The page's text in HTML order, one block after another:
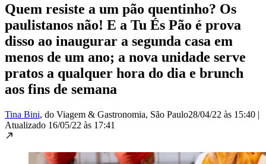
Quem resiste a um pão quentinho? Os
paulistanos não! E a Tu És Pão é prova
disso ao inaugurar a segunda casa em
menos de um ano; a nova unidade serve
pratos a qualquer hora do dia e brunch
aos fins de semana
Tina Bini, do Viagem & Gastronomia, São Paulo28/04/22 às 15:40 |
Atualizado 16/05/22 às 17:41